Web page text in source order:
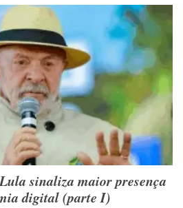
sinaliza maior presença
digital (parte I)